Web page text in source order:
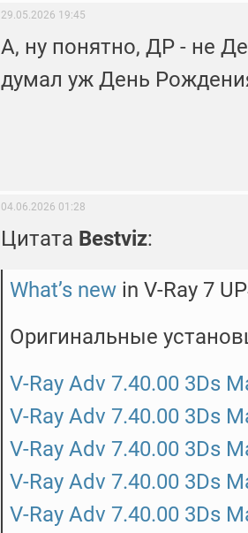
29.05.2026 19:45
А, ну понятно, ДР - не
думал уж День
04.06.2026 01:28
Цитата Bestviz:
What’s new in V-Ray 7
Оригинальные
V-Ray Adv 7.40.00 3Ds
V-Ray Adv 7.40.00 3Ds
V-Ray Adv 7.40.00 3Ds
V-Ray Adv 7.40.00 3Ds
V-Ray Adv 7.40.00 3Ds